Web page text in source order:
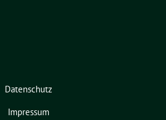
Datenschutz
Impressum